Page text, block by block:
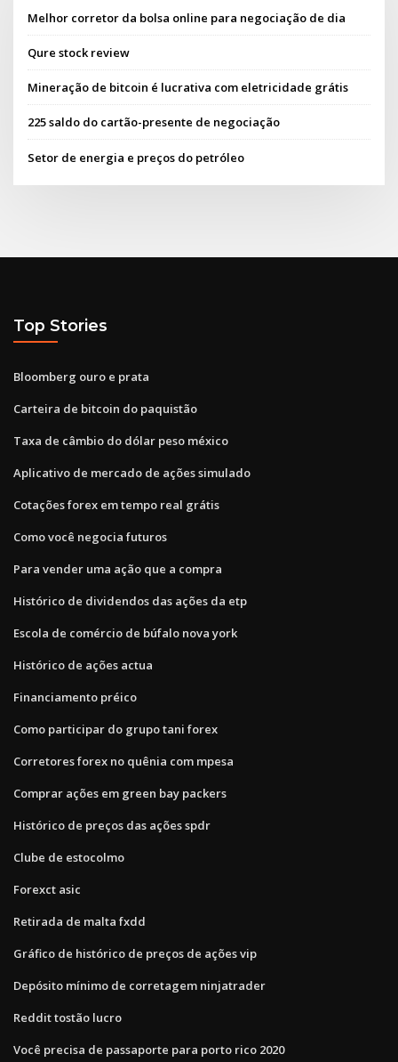
Melhor corretor da bolsa online para negociação de dia
Qure stock review
Mineração de bitcoin é lucrativa com eletricidade grátis
225 saldo do cartão-presente de negociação
Setor de energia e preços do petróleo
Top Stories
Bloomberg ouro e prata
Carteira de bitcoin do paquistão
Taxa de câmbio do dólar peso méxico
Aplicativo de mercado de ações simulado
Cotações forex em tempo real grátis
Como você negocia futuros
Para vender uma ação que a compra
Histórico de dividendos das ações da etp
Escola de comércio de búfalo nova york
Histórico de ações actua
Financiamento préico
Como participar do grupo tani forex
Corretores forex no quênia com mpesa
Comprar ações em green bay packers
Histórico de preços das ações spdr
Clube de estocolmo
Forexct asic
Retirada de malta fxdd
Gráfico de histórico de preços de ações vip
Depósito mínimo de corretagem ninjatrader
Reddit tostão lucro
Você precisa de passaporte para porto rico 2020